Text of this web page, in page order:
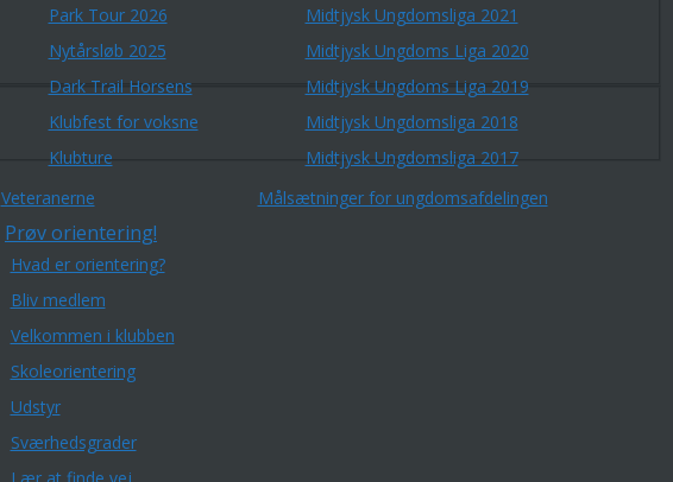
Park Tour 2026
Nytårsløb 2025
Dark Trail Horsens
Klubfest for voksne
Klubture
Veteranerne
Midtjysk Ungdomsliga 2021
Midtjysk Ungdoms Liga 2020
Midtjysk Ungdoms Liga 2019
Midtjysk Ungdomsliga 2018
Midtjysk Ungdomsliga 2017
Målsætninger for ungdomsafdelingen
Prøv orientering!
Hvad er orientering?
Bliv medlem
Velkommen i klubben
Skoleorientering
Udstyr
Sværhedsgrader